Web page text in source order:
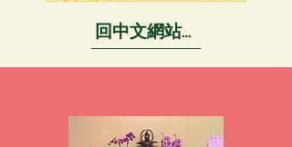
回中文網站首頁